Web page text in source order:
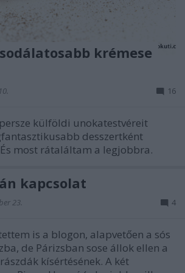
krémese
16
külföldi unokatestvéreit
desszertként
most rátaláltam a legjobbra.
kapcsolat
23. 4
is a blogon, alapvetően a sós
de Párizsban sose állok ellen a
kísértésének. A két